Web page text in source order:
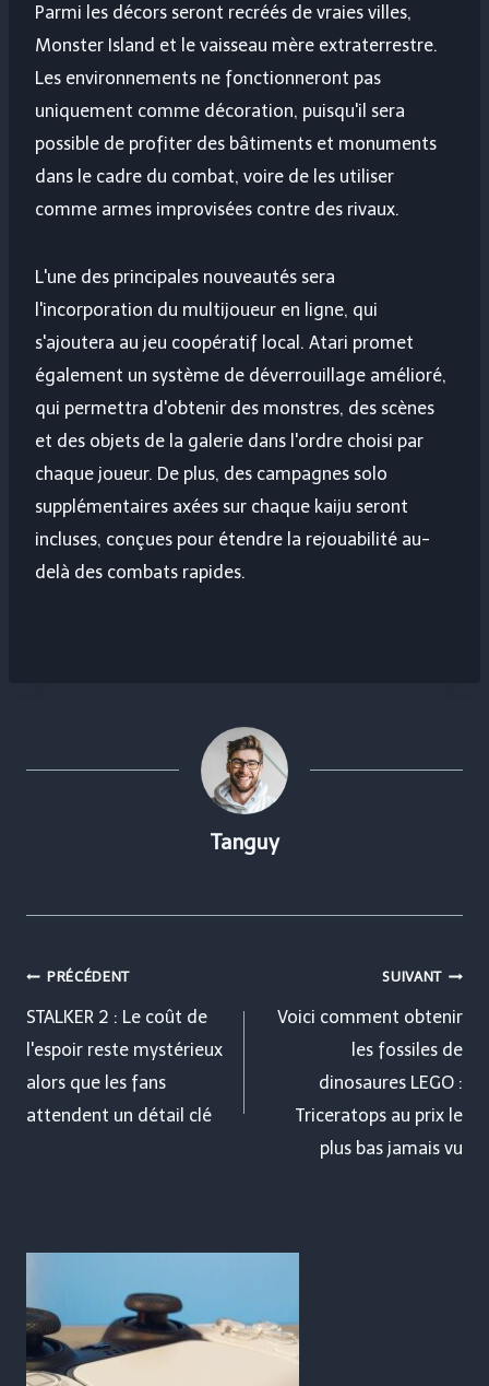
Parmi les décors seront recréés de vraies villes,
Monster Island et le vaisseau mère extraterrestre.
Les environnements ne fonctionneront pas
uniquement comme décoration, puisqu'il sera
possible de profiter des bâtiments et monuments
dans le cadre du combat, voire de les utiliser
comme armes improvisées contre des rivaux.
L'une des principales nouveautés sera
l'incorporation du multijoueur en ligne, qui
s'ajoutera au jeu coopératif local. Atari promet
également un système de déverrouillage amélioré,
qui permettra d'obtenir des monstres, des scènes
et des objets de la galerie dans l'ordre choisi par
chaque joueur. De plus, des campagnes solo
supplémentaires axées sur chaque kaiju seront
incluses, conçues pour étendre la rejouabilité au-
delà des combats rapides.
Tanguy
Navigation
de
l’article
PRÉCÉDENT
STALKER 2 : Le coût de
l'espoir reste mystérieux
alors que les fans
attendent un détail clé
SUIVANT
Voici comment obtenir
les fossiles de
dinosaures LEGO :
Triceratops au prix le
plus bas jamais vu